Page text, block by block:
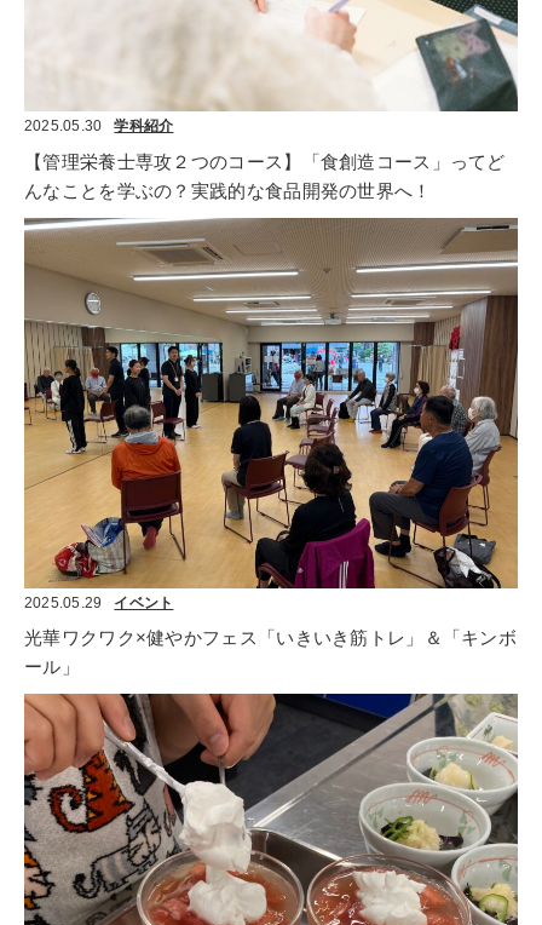
2025.05.30 学科紹介
【管理栄養士専攻２つのコース】「食創造コース」ってど
んなことを学ぶの？実践的な食品開発の世界へ！
2025.05.29 イベント
光華ワクワク×健やかフェス「いきいき筋トレ」＆「キンボ
ール」